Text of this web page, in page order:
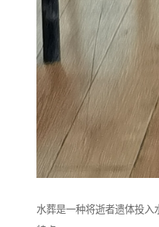
水葬是一种将逝者遗体投入